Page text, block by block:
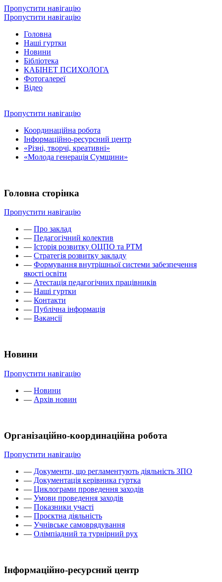
Пропустити навігацію
Пропустити навігацію
Головна
Наші гуртки
Новини
Бібліотека
КАБІНЕТ ПСИХОЛОГА
Фотогалереї
Відео
Пропустити навігацію
Координаційна робота
Інформаційно-ресурсний центр
«Різні, творчі, креативні»
«Молода генерація Сумщини»
Головна сторінка
Пропустити навігацію
— Про заклад
— Педагогічний колектив
— Історія розвитку ОЦПО та РТМ
— Стратегія розвитку закладу
— Формування внутрішньої системи забезпечення
якості освіти
— Атестація педагогічних працівників
— Наші гуртки
— Контакти
— Публічна інформація
— Вакансії
Новини
Пропустити навігацію
— Новини
— Архів новин
Організаційно-координаційна робота
Пропустити навігацію
— Документи, що регламентують діяльність ЗПО
— Документація керівника гуртка
— Циклограми проведення заходів
— Умови проведення заходів
— Показники участі
— Проєктна діяльність
— Учнівське самоврядування
— Олімпіадний та турнірний рух
Інформаційно-ресурсний центр